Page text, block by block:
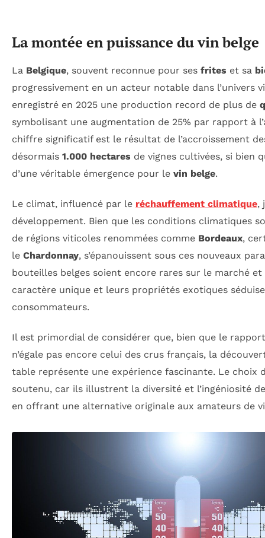
La montée en puissance du vin belge
La Belgique, souvent reconnue pour ses frites et sa
progressivement en un acteur notable dans l’univers
enregistré en 2025 une production record de plus de
symbolisant une augmentation de 25% par rapport à
chiffre significatif est le résultat de l’accroissement
désormais 1.000 hectares de vignes cultivées, si bien
d’une véritable émergence pour le vin belge.
Le climat, influencé par le réchauffement climatique,
développement. Bien que les conditions climatiques
de régions viticoles renommées comme Bordeaux,
le Chardonnay, s’épanouissent sous ces nouveaux
bouteilles belges soient encore rares sur le marché
caractère unique et leurs propriétés exotiques
consommateurs.
Il est primordial de considérer que, bien que le
n’égale pas encore celui des crus français, la
table représente une expérience fascinante. Le choix
soutenu, car ils illustrent la diversité et l’ingéniosité
en offrant une alternative originale aux amateurs de